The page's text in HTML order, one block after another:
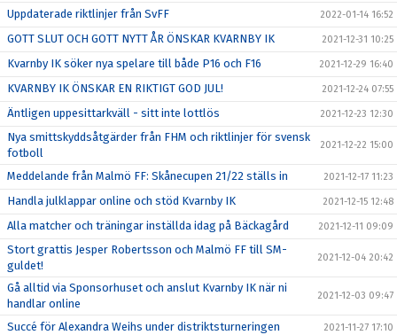
Uppdaterade riktlinjer från SvFF 2022-01-14 16:52
GOTT SLUT OCH GOTT NYTT ÅR ÖNSKAR KVARNBY IK 2021-12-31 10:25
Kvarnby IK söker nya spelare till både P16 och F16 2021-12-29 16:40
KVARNBY IK ÖNSKAR EN RIKTIGT GOD JUL! 2021-12-24 07:55
Äntligen uppesittarkväll - sitt inte lottlös 2021-12-23 12:30
Nya smittskyddsåtgärder från FHM och riktlinjer för svensk
fotboll
2021-12-22 15:00
Meddelande från Malmö FF: Skånecupen 21/22 ställs in 2021-12-17 11:23
Handla julklappar online och stöd Kvarnby IK 2021-12-15 12:48
Alla matcher och träningar inställda idag på Bäckagård 2021-12-11 09:09
Stort grattis Jesper Robertsson och Malmö FF till SM-
guldet!
2021-12-04 20:42
Gå alltid via Sponsorhuset och anslut Kvarnby IK när ni
handlar online
2021-12-03 09:47
Succé för Alexandra Weihs under distriktsturneringen 2021-11-27 17:10